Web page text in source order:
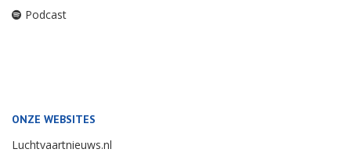
Podcast
ONZE WEBSITES
Luchtvaartnieuws.nl